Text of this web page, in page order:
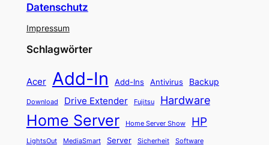
Datenschutz
Impressum
Schlagwörter
Acer Add-In Add-Ins Antivirus Backup
Download Drive Extender Fujitsu Hardware
Home Server Home Server Show HP
LightsOut MediaSmart Server Sicherheit Software